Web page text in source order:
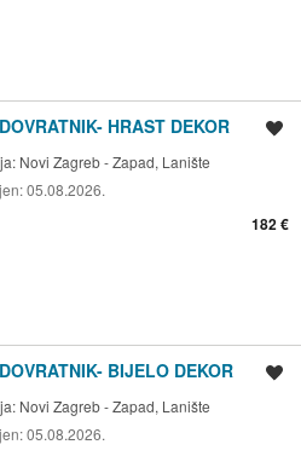
HRAST DEKOR
Novi Zagreb - Zapad, Lanište
05.08.2026.
182 €
BIJELO DEKOR
Novi Zagreb - Zapad, Lanište
05.08.2026.